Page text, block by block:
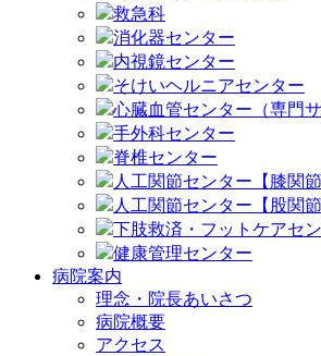
救急科
消化器センター
内視鏡センター
そけいヘルニアセンター
心臓血管センター（専門サ
手外科センター
脊椎センター
人工関節センター【膝関
人工関節センター【股関
下肢救済・フットケアセ
健康管理センター
病院案内
理念・院長あいさつ
病院概要
アクセス